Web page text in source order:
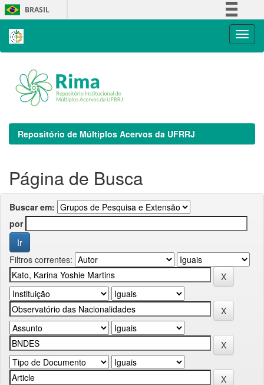
Skip
navigation
BRASIL
Repositório de Múltiplos Acervos da UFRRJ
Página de Busca
Buscar em:
por
Filtros correntes: